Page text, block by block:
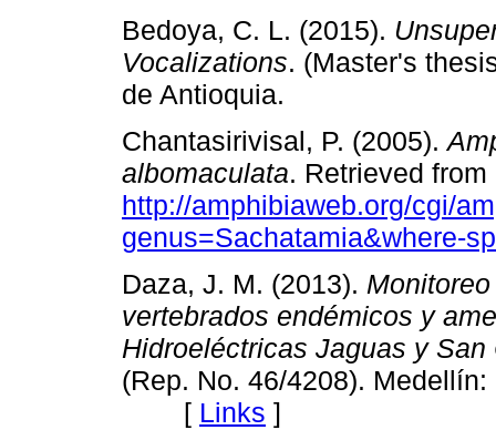
Bedoya, C. L. (2015).
Vocalizations. (Master's
de Antioquia.
Chantasirivisal, P. (2005).
albomaculata. Retrieved from
http://amphibiaweb.org/cgi/
genus=Sachatamia&where-
Daza, J. M. (2013).
vertebrados endémicos y
Hidroeléctricas Jaguas y
(Rep. No. 46/4208).
[ Links ]